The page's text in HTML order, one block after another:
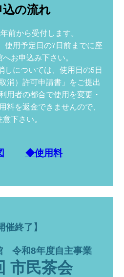
込の流れ
前から受付します。
使用予定日の7日前までに座
お申込み下さい。
しについては、使用日の5日
消）許可申請書」をご提出
用者の都合で使用を変更・
料を返金できませんので、
意下さい。
◆使用料
催終了】
令和8年度自主事業
市民茶会